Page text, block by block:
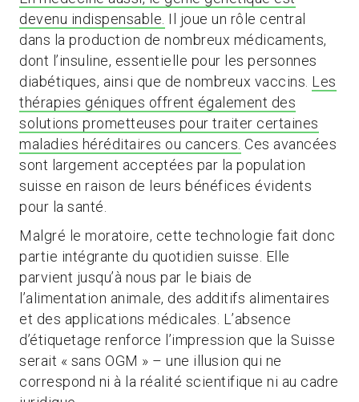
devenu indispensable. Il joue un rôle central
dans la production de nombreux médicaments,
dont l’insuline, essentielle pour les personnes
diabétiques, ainsi que de nombreux vaccins. Les
thérapies géniques offrent également des
solutions prometteuses pour traiter certaines
maladies héréditaires ou cancers. Ces avancées
sont largement acceptées par la population
suisse en raison de leurs bénéfices évidents
pour la santé.
Malgré le moratoire, cette technologie fait donc
partie intégrante du quotidien suisse. Elle
parvient jusqu’à nous par le biais de
l’alimentation animale, des additifs alimentaires
et des applications médicales. L’absence
d’étiquetage renforce l’impression que la Suisse
serait « sans OGM » – une illusion qui ne
correspond ni à la réalité scientifique ni au cadre